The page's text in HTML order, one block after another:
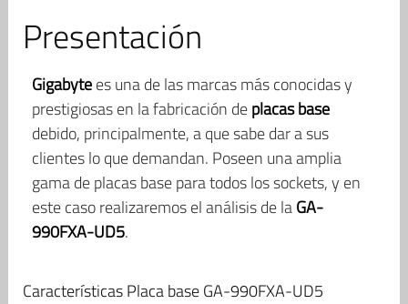
Presentación
Gigabytees una de las marcas más conocidas y
prestigiosas en la fabricación deplacas base
debido, principalmente, a que sabe dar a sus
clientes lo que demandan. Poseen una amplia
gama de placas base para todos los sockets, y en
este caso realizaremos el análisis de laGA-
990FXA-UD5.
Características Placa base GA-990FXA-UD5